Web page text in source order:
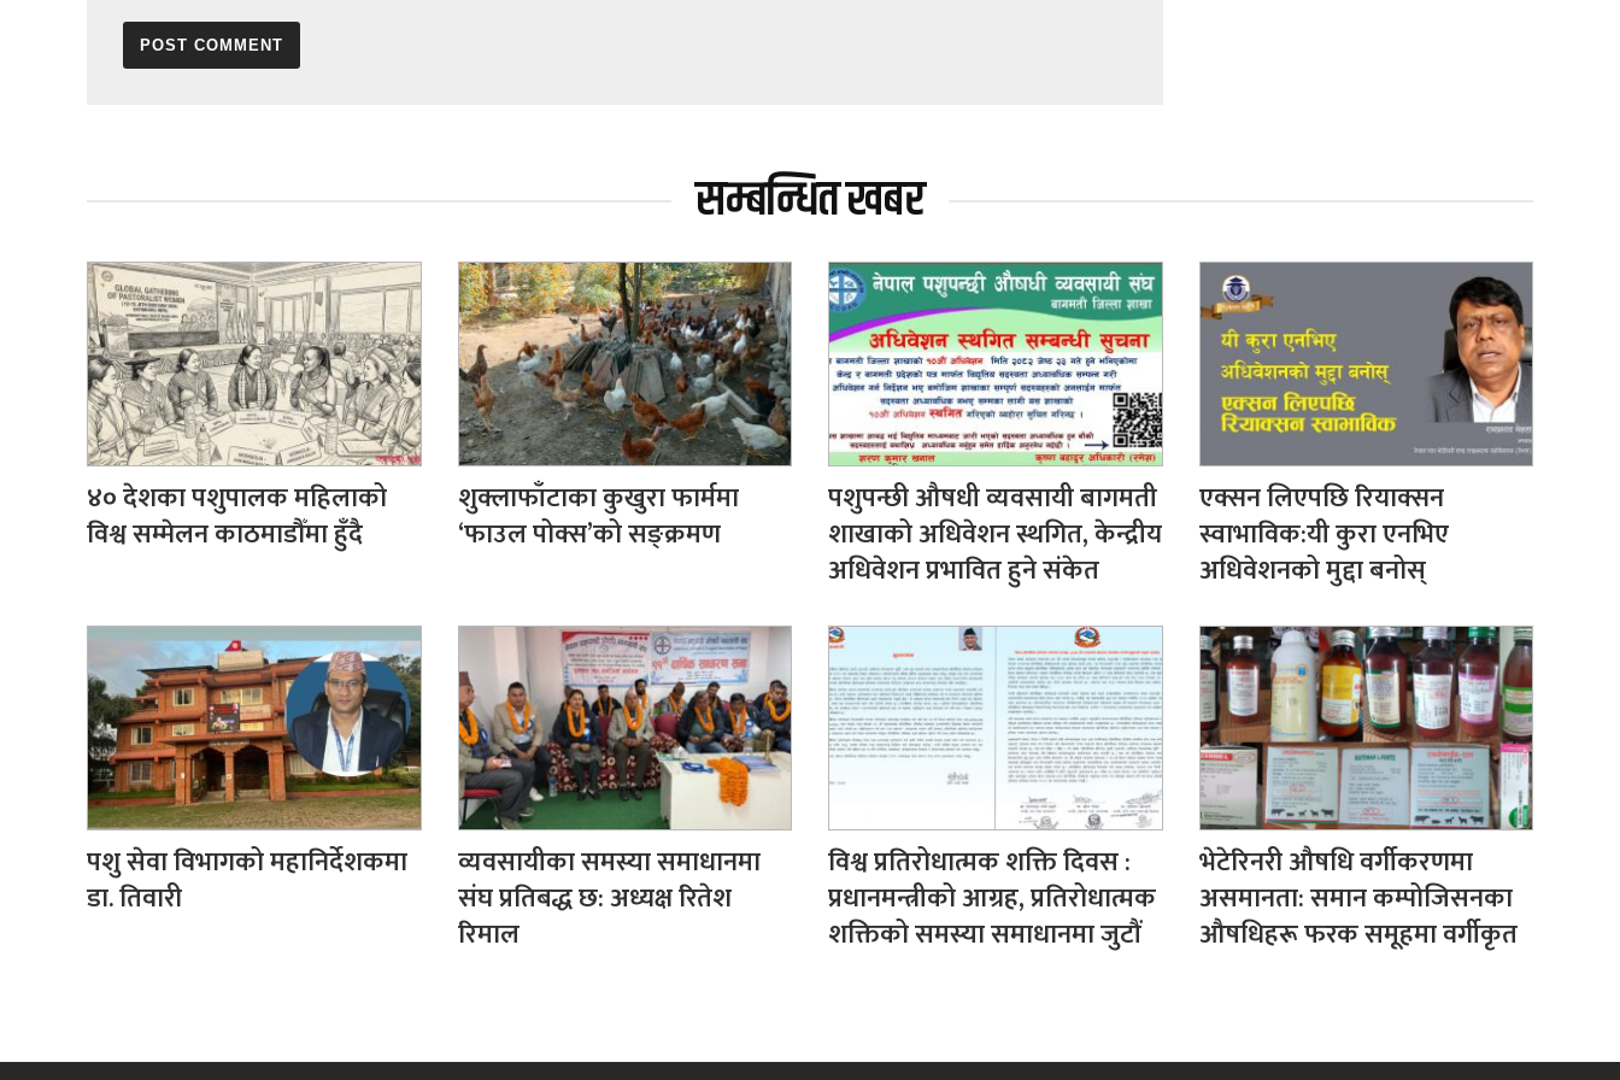
सम्बन्धित खबर
४० देशका पशुपालक महिलाको
विश्व सम्मेलन काठमाडौँमा हुँदै
शुक्लाफाँटाका कुखुरा फार्ममा
‘फाउल पोक्स’को सङ्क्रमण
पशुपन्छी औषधी व्यवसायी बागमती
शाखाको अधिवेशन स्थगित, केन्द्रीय
अधिवेशन प्रभावित हुने संकेत
एक्सन लिएपछि रियाक्सन
स्वाभाविक:यी कुरा एनभिए
अधिवेशनको मुद्दा बनोस्
पशु सेवा विभागको महानिर्देशकमा
डा. तिवारी
व्यवसायीका समस्या समाधानमा
संघ प्रतिबद्ध छ: अध्यक्ष रितेश
रिमाल
विश्व प्रतिरोधात्मक शक्ति दिवस :
प्रधानमन्त्रीको आग्रह, प्रतिरोधात्मक
शक्तिको समस्या समाधानमा जुटौं
भेटेरिनरी औषधि वर्गीकरणमा
असमानता: समान कम्पोजिसनका
औषधिहरू फरक समूहमा वर्गीकृत